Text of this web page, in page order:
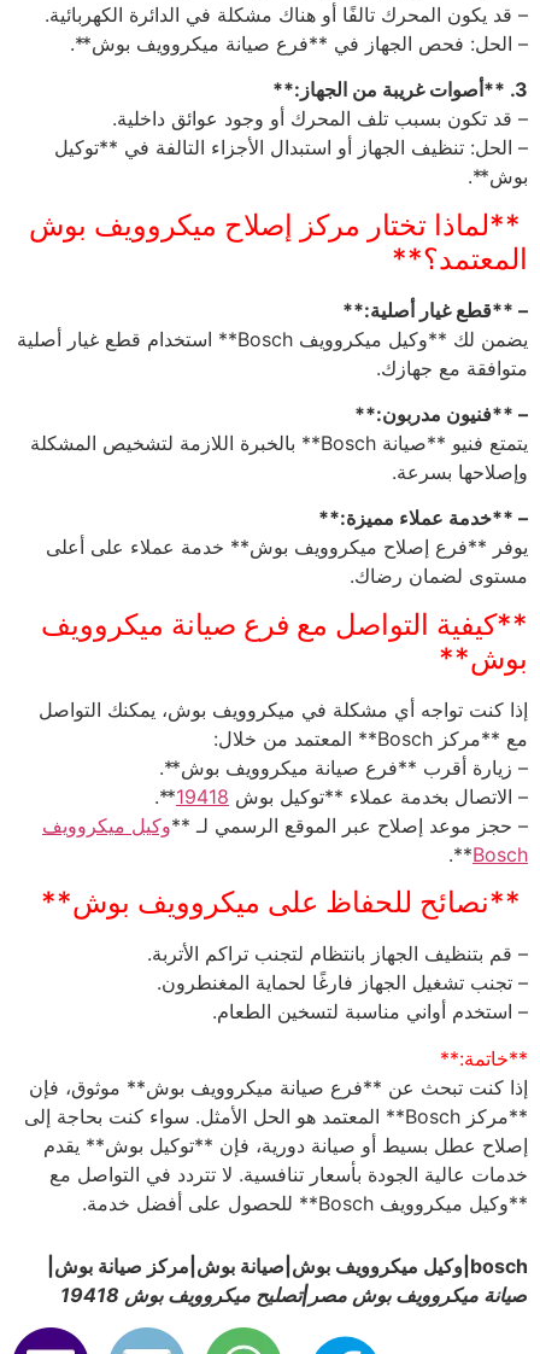
– قد يكون المحرك تالفًا أو هناك مشكلة في الدائرة الكهربائية.
– الحل: فحص الجهاز في **فرع صيانة ميكروويف بوش**.
3. **أصوات غريبة من الجهاز:**
– قد تكون بسبب تلف المحرك أو وجود عوائق داخلية.
– الحل: تنظيف الجهاز أو استبدال الأجزاء التالفة في **توكيل
بوش**.
**لماذا تختار مركز إصلاح ميكروويف بوش
المعتمد؟**
– **قطع غيار أصلية:**
يضمن لك **وكيل ميكروويف Bosch** استخدام قطع غيار أصلية
متوافقة مع جهازك.
– **فنيون مدربون:**
يتمتع فنيو **صيانة Bosch** بالخبرة اللازمة لتشخيص المشكلة
وإصلاحها بسرعة.
– **خدمة عملاء مميزة:**
يوفر **فرع إصلاح ميكروويف بوش** خدمة عملاء على أعلى
مستوى لضمان رضاك.
**كيفية التواصل مع فرع صيانة ميكروويف
بوش**
إذا كنت تواجه أي مشكلة في ميكروويف بوش، يمكنك التواصل
مع **مركز Bosch** المعتمد من خلال:
– زيارة أقرب **فرع صيانة ميكروويف بوش**.
– الاتصال بخدمة عملاء **توكيل بوش 19418
**.
– حجز موعد إصلاح عبر الموقع الرسمي لـ **وكيل ميكروويف
Bosch
**.
**نصائح للحفاظ على ميكروويف بوش**
– قم بتنظيف الجهاز بانتظام لتجنب تراكم الأتربة.
– تجنب تشغيل الجهاز فارغًا لحماية المغنطرون.
– استخدم أواني مناسبة لتسخين الطعام.
**خاتمة:**
إذا كنت تبحث عن **فرع صيانة ميكروويف بوش** موثوق، فإن
**مركز Bosch** المعتمد هو الحل الأمثل. سواء كنت بحاجة إلى
إصلاح عطل بسيط أو صيانة دورية، فإن **توكيل بوش** يقدم
خدمات عالية الجودة بأسعار تنافسية. لا تتردد في التواصل مع
**وكيل ميكروويف Bosch** للحصول على أفضل خدمة.
bosch|وكيل ميكروويف بوش|صيانة بوش|مركز صيانة بوش|
صيانة ميكروويف بوش مصر|تصليح ميكروويف بوش 19418